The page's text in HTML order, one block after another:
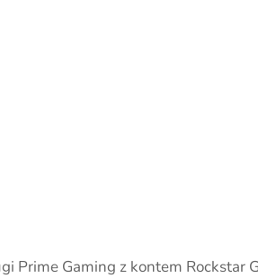
Prime Gaming z kontem Rockstar